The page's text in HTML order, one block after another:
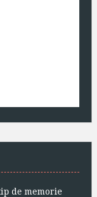
de memorie